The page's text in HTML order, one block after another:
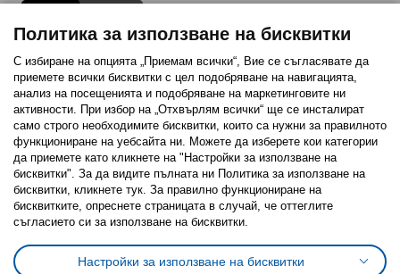
Последвайте ни:
FacebookTwitterYoutubePinterestInstagram
Политика за използване на бисквитки (Cookies)
Избор на настройки за използване на бисквитки
Условия за ползване на ikea.bgОбща политика за личните данни
Политика за използване на бисквитки
С избиране на опцията „Приемам всички“, Вие се съгласявате да
приемете всички бисквитки с цел подобряване на навигацията,
анализ на посещенията и подобряване на маркетинговите ни
активности. При избор на „Отхвърлям всички“ ще се инсталират
само строго необходимитe бисквитки, които са нужни за правилното
функциониране на уебсайта ни. Можете да изберете кои категории
да приемете като кликнете на "Настройки за използване на
бисквитки". За да видите пълната ни Политика за използване на
бисквитки, кликнете тук. За правилно функциониране на
бисквитките, опреснете страницата в случай, че оттеглите
съгласието си за използване на бисквитки.
Настройки за използване на бисквитки